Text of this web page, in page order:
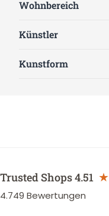
Wohnbereich
Künstler
Kunstform
Trusted Shops4.51
4.749 Bewertungen